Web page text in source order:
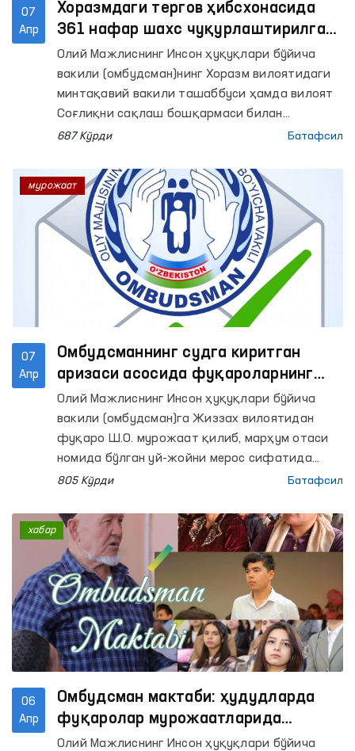
07
Апр
Хоразмдаги тергов ҳибсхонасида
361 нафар шахс чуқурлаштирилган
тиббий кўрикдан ўтказилди
Олий Мажлиснинг Инсон ҳуқуқлари бўйича
вакили (омбудсман)нинг Хоразм вилоятидаги
минтақавий вакили ташаббуси ҳамда вилоят
Соғлиқни сақлаш бошқармаси билан
ҳамкорликда 11-сонли тергов ҳибсхонасида
ташкил этилди.
687 Кўрди Батафсил
07
Апр
Омбудсманнинг судга киритган
аризаси асосида фуқароларнинг
мулк ҳуқуқлари тикланди
Олий Мажлиснинг Инсон ҳуқуқлари бўйича
вакили (омбудсман)га Жиззах вилоятидан
фуқаро Ш.О. мурожаат қилиб, марҳум отаси
номида бўлган уй-жойни мерос сифатида
расмийлаштиришда муаммо юзага келганини
фарзандлари Давлат хизматлари маркази ва
Кадастрлар палатаси туман бўлимига қилган
мурожаатлари орқали масала ҳал бўлмагани,
шу сабабли уларнинг қонуний ҳуқуқларини
тиклашда амалий ёрдам сўрашган.
805 Кўрди Батафсил
мурожаат
06
Апр
Омбудсман мактаби: ҳудудларда
фуқаролар мурожаатларида
кўтарилган масалалар бўйича очиқ
Олий Мажлиснинг Инсон ҳуқуқлари бўйича
хабар